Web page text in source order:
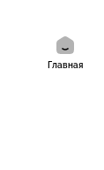
Главная